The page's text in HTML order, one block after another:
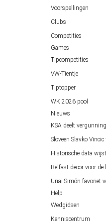
Voorspellingen
Clubs
Competities
Games
Tipcompetities
VW-Tientje
Tiptopper
WK 2026 pool
Nieuws
KSA deelt
Sloveen Slavko
Historische data
Belfast decor voor
Unai Simón favoriet
Help
Wedgidsen
Kenniscentrum